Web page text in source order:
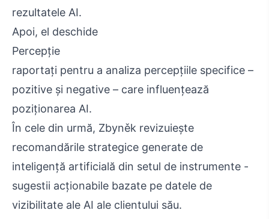
rezultatele AI.
Apoi, el deschide
Percepţie
raportați pentru a analiza percepțiile specifice –
pozitive și negative – care influențează
poziționarea AI.
În cele din urmă, Zbyněk revizuiește
recomandările strategice generate de
inteligență artificială din setul de instrumente -
sugestii acționabile bazate pe datele de
vizibilitate ale AI ale clientului său.